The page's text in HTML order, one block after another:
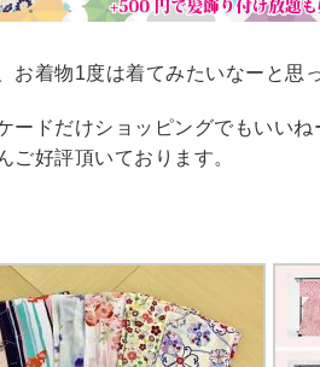
お着物1度は着てみたいなーと思
ードだけショッピングでもいい
ご好評頂いております。